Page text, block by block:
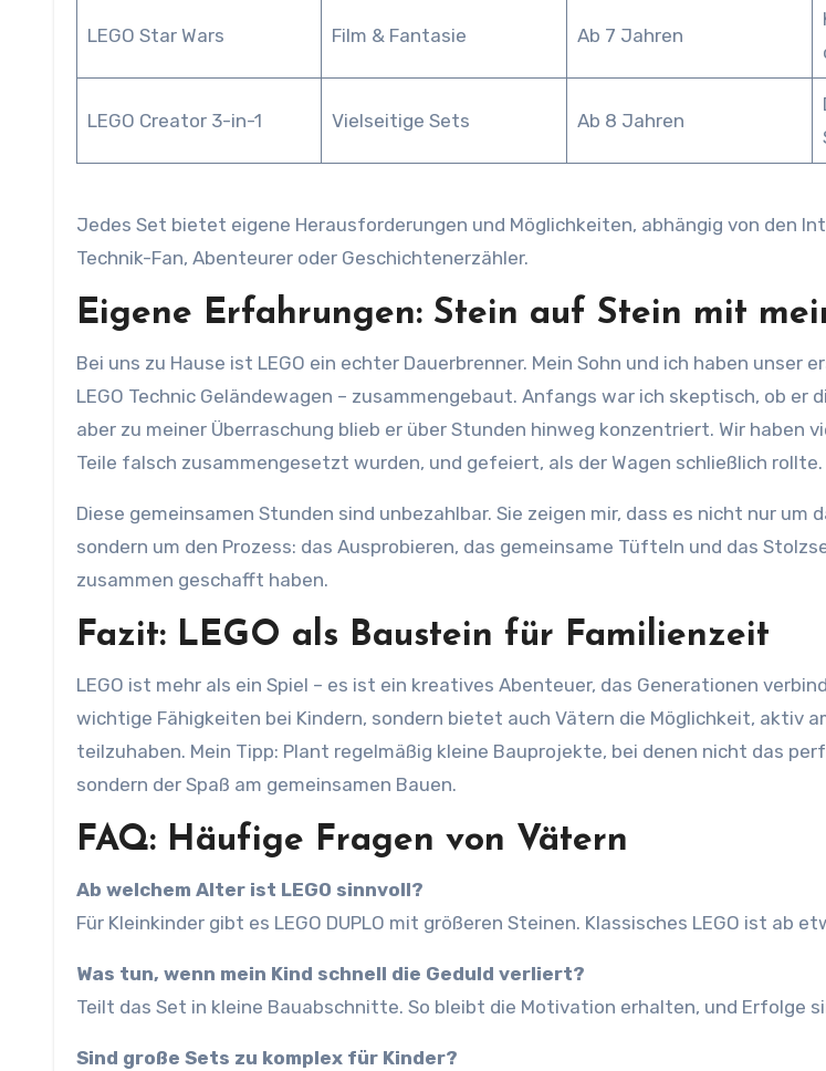
LEGO Star Wars Film & Fantasie Ab 7 Jahren
LEGO Creator 3-in-1 Vielseitige Sets Ab 8 Jahren
Jedes Set bietet eigene Herausforderungen und Möglichkeiten, abhängig von den
Technik-Fan, Abenteurer oder Geschichtenerzähler.
Eigene Erfahrungen: Stein auf Stein mit
Bei uns zu Hause ist LEGO ein echter Dauerbrenner. Mein Sohn und ich haben unser
LEGO Technic Geländewagen – zusammengebaut. Anfangs war ich skeptisch, ob er
aber zu meiner Überraschung blieb er über Stunden hinweg konzentriert. Wir haben
Teile falsch zusammengesetzt wurden, und gefeiert, als der Wagen schließlich rollte.
Diese gemeinsamen Stunden sind unbezahlbar. Sie zeigen mir, dass es nicht nur um
sondern um den Prozess: das Ausprobieren, das gemeinsame Tüfteln und das
zusammen geschafft haben.
Fazit: LEGO als Baustein für Familienzeit
LEGO ist mehr als ein Spiel – es ist ein kreatives Abenteuer, das Generationen
wichtige Fähigkeiten bei Kindern, sondern bietet auch Vätern die Möglichkeit, aktiv
teilzuhaben. Mein Tipp: Plant regelmäßig kleine Bauprojekte, bei denen nicht das
sondern der Spaß am gemeinsamen Bauen.
FAQ: Häufige Fragen von Vätern
Ab welchem Alter ist LEGO sinnvoll?
Für Kleinkinder gibt es LEGO DUPLO mit größeren Steinen. Klassisches LEGO ist ab
Was tun, wenn mein Kind schnell die Geduld verliert?
Teilt das Set in kleine Bauabschnitte. So bleibt die Motivation erhalten, und Erfolge
Sind große Sets zu komplex für Kinder?